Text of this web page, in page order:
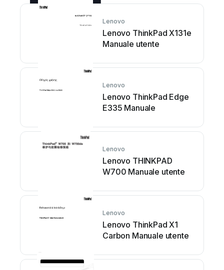
Lenovo
Lenovo ThinkPad X131e
Manuale utente
Lenovo
Lenovo ThinkPad Edge
E335 Manuale
Lenovo
Lenovo THINKPAD
W700 Manuale utente
Lenovo
Lenovo ThinkPad X1
Carbon Manuale utente